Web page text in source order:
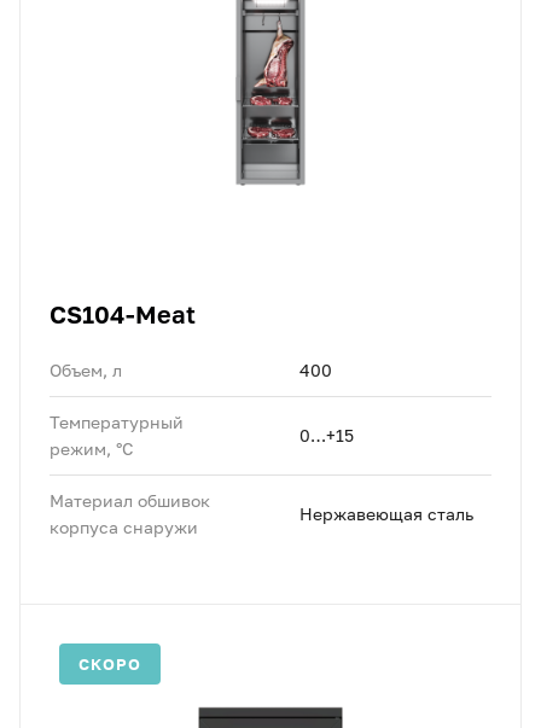
CS104-Meat
Объем, л 400
Температурный
режим, °C
0…+15
Материал обшивок
корпуса снаружи
Нержавеющая сталь
СКОРО